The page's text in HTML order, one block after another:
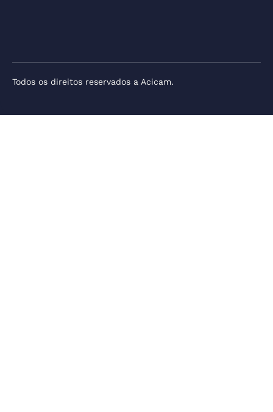
Todos os direitos reservados a Acicam.